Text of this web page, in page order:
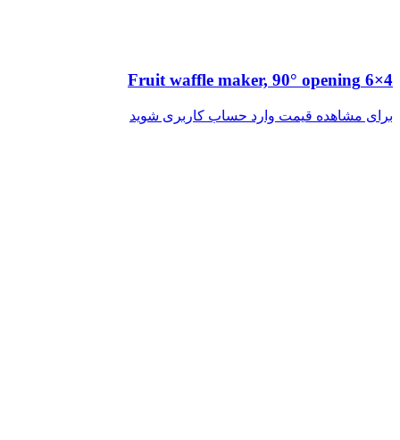
4×6 Fruit waffle maker, 90° opening
برای مشاهده قیمت وارد حساب کاربری شوید